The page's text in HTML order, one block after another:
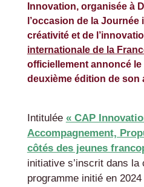
Innovation, organisée à
l’occasion de la
créativité et de
internationale de la
officiellement annoncé le
deuxième édition de son
Intitulée « CAP
Accompagnement,
côtés des jeunes
initiative s’inscrit dans la
programme initié en